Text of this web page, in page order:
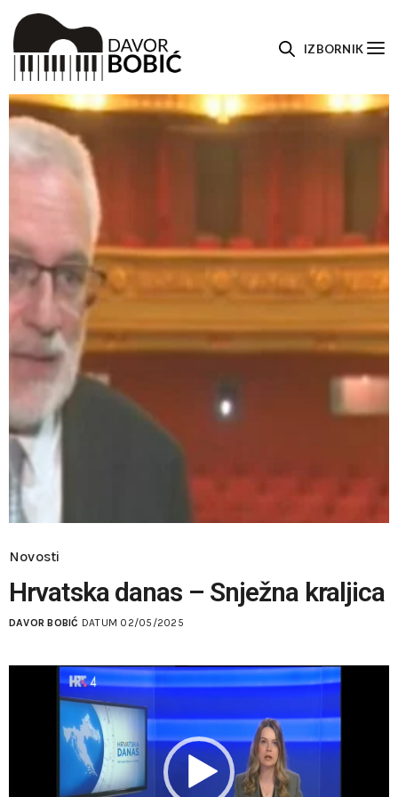
IZBORNIK
Novosti
Hrvatska danas – Snježna kraljica
DAVOR BOBIĆ DATUM 02/05/2025
Reproduktor
videozapisa